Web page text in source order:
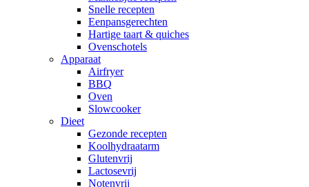
Snelle recepten
Eenpansgerechten
Hartige taart & quiches
Ovenschotels
Apparaat
Airfryer
BBQ
Oven
Slowcooker
Dieet
Gezonde recepten
Koolhydraatarm
Glutenvrij
Lactosevrij
Notenvrij